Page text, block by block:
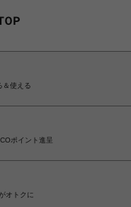
＆使える
ポイント進呈
オトクに